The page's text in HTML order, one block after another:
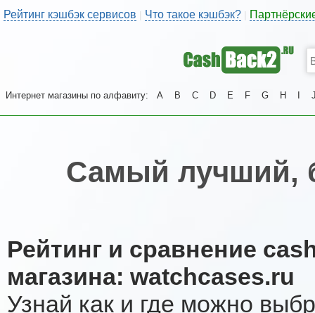
Рейтинг кэшбэк сервисов | Что такое кэшбэк?
Интернет магазины по алфавиту: A B C D E F G H
Самый лучший,
Рейтинг и сравнение
магазина: watchcases.ru
Узнай как и где можно